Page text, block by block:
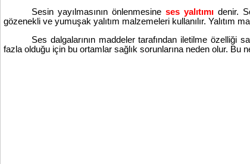
Sesin yayılmasının önlenmesineses yalıtımı denir.
gözenekli ve yumuşak yalıtım malzemeleri kullanılır. Yalıtım
Ses dalgalarının maddeler tarafından iletilme özelliği
fazla olduğu için bu ortamlar sağlık sorunlarına neden olur. Bu